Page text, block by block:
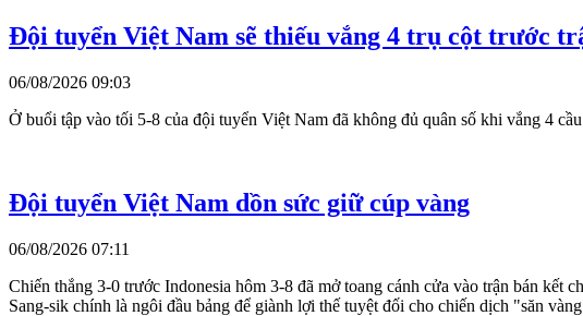
Đội tuyển Việt Nam sẽ thiếu vắng 4 trụ cột trước
06/08/2026 09:03
Ở buổi tập vào tối 5-8 của đội tuyển Việt Nam đã không đủ quân số khi vắng 4
Đội tuyển Việt Nam dồn sức giữ cúp vàng
06/08/2026 07:11
Chiến thắng 3-0 trước Indonesia hôm 3-8 đã mở toang cánh cửa vào trận bán
Sang-sik chính là ngôi đầu bảng để giành lợi thế tuyệt đối cho chiến dịch "săn